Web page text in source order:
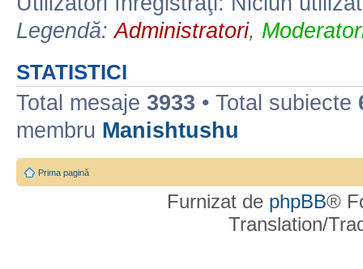
Legendă:Administratori,
STATISTICI
Total mesaje 3933 • Total subiecte
membru Manishtushu
Prima pagină
Furnizat de phpBB®
Translation/